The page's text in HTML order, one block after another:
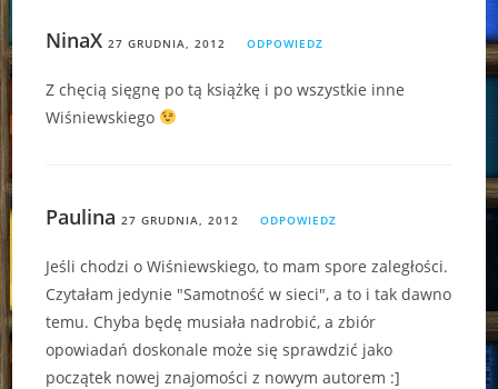
NinaX 27 GRUDNIA, 2012 ODPOWIEDZ
Z chęcią sięgnę po tą książkę i po wszystkie inne
Wiśniewskiego
Paulina 27 GRUDNIA, 2012 ODPOWIEDZ
Jeśli chodzi o Wiśniewskiego, to mam spore zaległości.
Czytałam jedynie "Samotność w sieci", a to i tak dawno
temu. Chyba będę musiała nadrobić, a zbiór
opowiadań doskonale może się sprawdzić jako
początek nowej znajomości z nowym autorem :]